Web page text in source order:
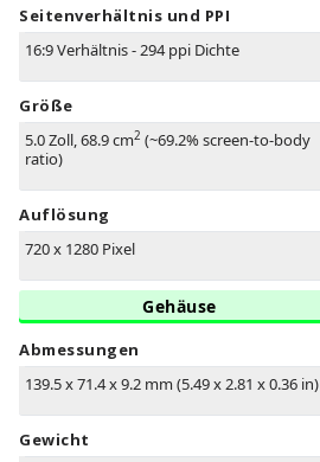
Seitenverhältnis und PPI
16:9 Verhältnis - 294 ppi Dichte
Größe
5.0 Zoll, 68.9 cm2 (~69.2% screen-to-body
ratio)
Auflösung
720 x 1280 Pixel
Gehäuse
Abmessungen
139.5 x 71.4 x 9.2 mm (5.49 x 2.81 x 0.36 in)
Gewicht